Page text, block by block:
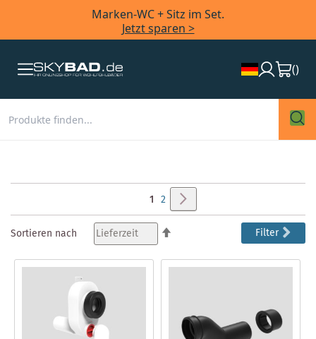
Marken-WC + Sitz im Set.
Jetzt sparen >
()
Sie
lesen
gerade
Seite
1 Seite
2
Sortieren nach
Reihenfolge
Filter